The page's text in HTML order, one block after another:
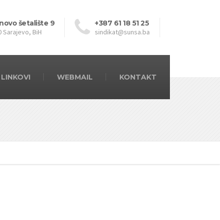
šetalište 9
Sarajevo, BiH
+387 61 18 51 25
sindikat@sunsa.ba
LINKOVI WEBMAIL KONTAKT